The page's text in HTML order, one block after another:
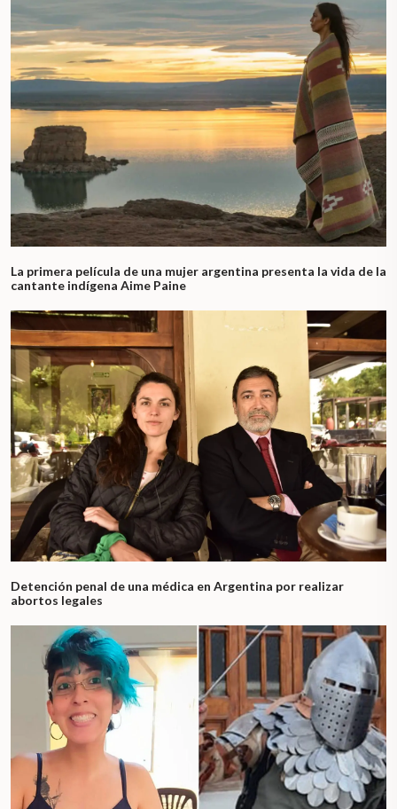
La primera película de una mujer argentina presenta la vida de la
cantante indígena Aime Paine
Detención penal de una médica en Argentina por realizar
abortos legales